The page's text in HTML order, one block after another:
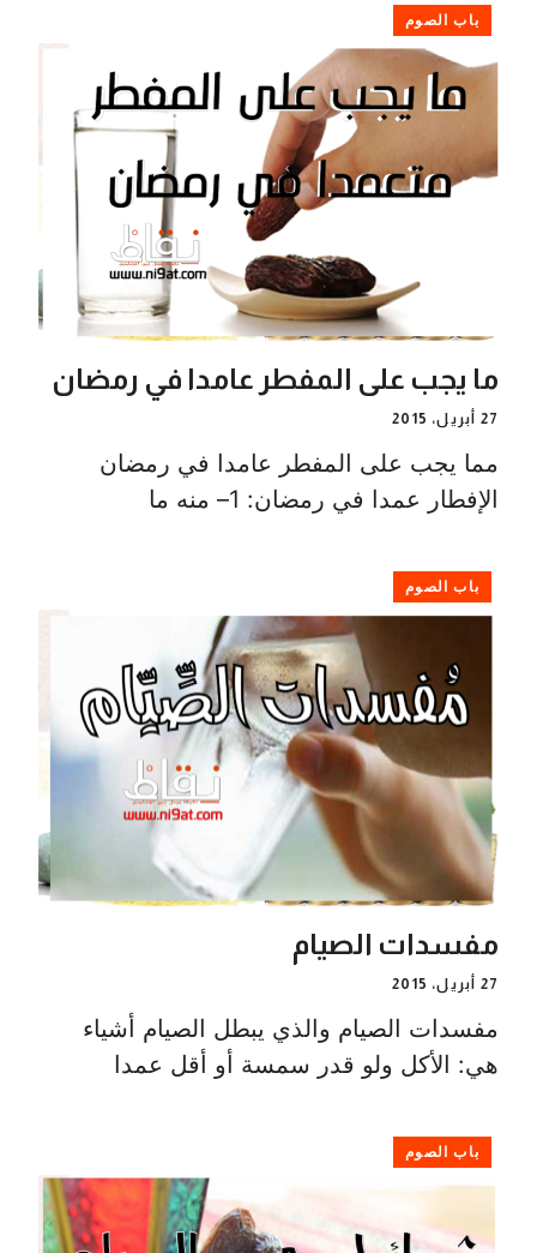
باب الصوم
ما يجب على المفطر عامدا في رمضان
27 أبريل، 2015
مما يجب على المفطر عامدا في رمضان
الإفطار عمدا في رمضان: 1– منه ما
باب الصوم
مفسدات الصيام
27 أبريل، 2015
مفسدات الصيام والذي يبطل الصيام أشياء
هي: الأكل ولو قدر سمسة أو أقل عمدا
باب الصوم